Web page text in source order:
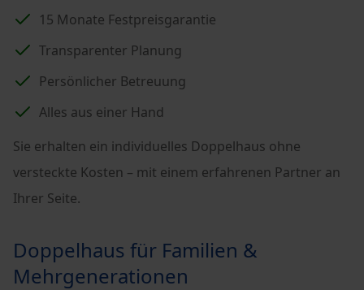
15 Monate Festpreisgarantie
Transparenter Planung
Persönlicher Betreuung
Alles aus einer Hand
Sie erhalten ein individuelles Doppelhaus ohne
versteckte Kosten – mit einem erfahrenen Partner an
Ihrer Seite.
Doppelhaus für Familien &
Mehrgenerationen